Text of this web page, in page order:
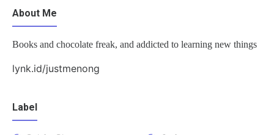
About Me
Books and chocolate freak, and addicted to learning new things
lynk.id/justmenong
Label